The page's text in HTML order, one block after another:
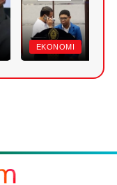
EKONOMI